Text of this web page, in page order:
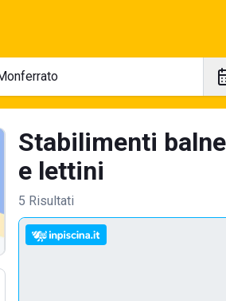
Stabilimenti
e lettini
5 Risultati